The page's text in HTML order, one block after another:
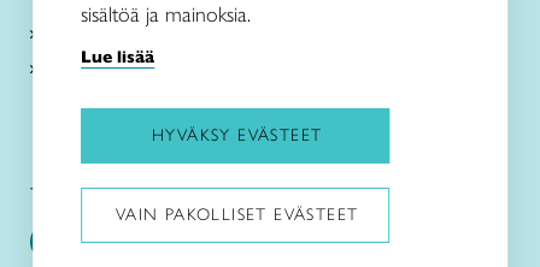
Kirjaudu Arviin
Kirjaudu Taitocampukseen
Taitoliitto: Taito-lehti:
sisältöä ja mainoksia.
Lue lisää
HYVÄKSY EVÄSTEET
VAIN PAKOLLISET EVÄSTEET